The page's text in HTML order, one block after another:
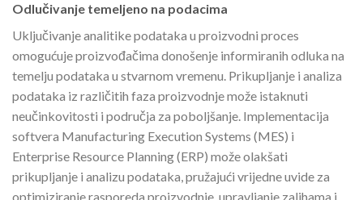
Odlučivanje temeljeno na podacima
Uključivanje analitike podataka u proizvodni proces
omogućuje proizvođačima donošenje informiranih odluka na
temelju podataka u stvarnom vremenu. Prikupljanje i analiza
podataka iz različitih faza proizvodnje može istaknuti
neučinkovitosti i područja za poboljšanje. Implementacija
softvera Manufacturing Execution Systems (MES) i
Enterprise Resource Planning (ERP) može olakšati
prikupljanje i analizu podataka, pružajući vrijedne uvide za
optimiziranje rasporeda proizvodnje, upravljanje zalihama i